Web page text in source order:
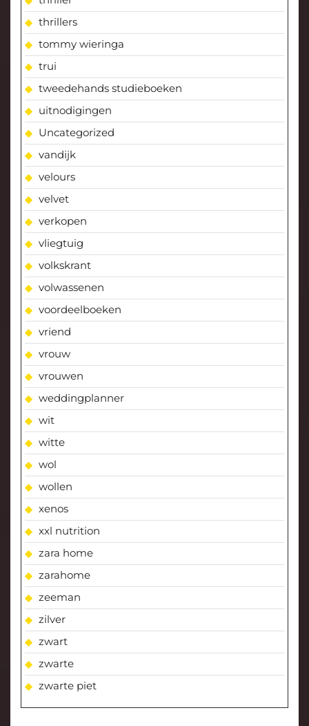
thrillers
tommy wieringa
trui
tweedehands studieboeken
uitnodigingen
Uncategorized
vandijk
velours
velvet
verkopen
vliegtuig
volkskrant
volwassenen
voordeelboeken
vriend
vrouw
vrouwen
weddingplanner
wit
witte
wol
wollen
xenos
xxl nutrition
zara home
zarahome
zeeman
zilver
zwart
zwarte
zwarte piet